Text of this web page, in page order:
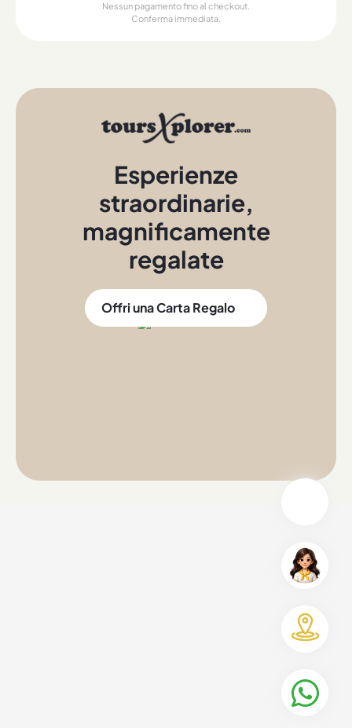
Nessun pagamento fino al checkout.
Conferma immediata.
Esperienze
straordinarie,
magnificamente
regalate
Offri una Carta Regalo